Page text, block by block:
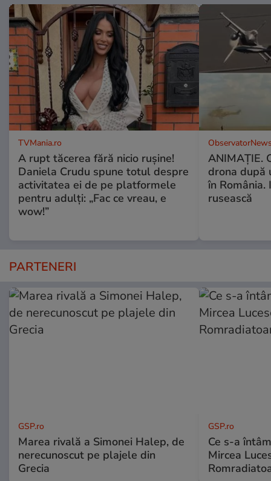
TVMania.ro
A rupt tăcerea fără nicio rușine!
Daniela Crudu spune totul despre
activitatea ei de pe platformele
pentru adulți: „Fac ce vreau, e
wow!”
ANIMAŢIE.
drona după
în România.
rusească
PARTENERI
GSP.ro
Marea rivală a Simonei Halep, de
nerecunoscut pe plajele din
Grecia
GSP.ro
Ce s-a
Mircea